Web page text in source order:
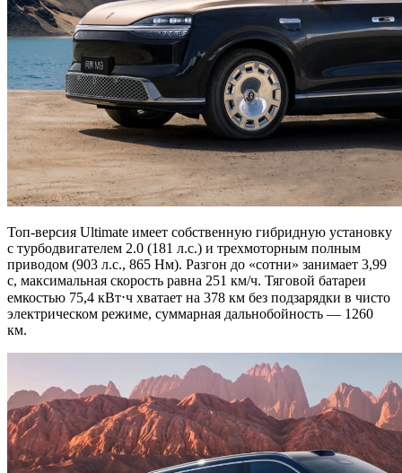
Топ-версия Ultimate имеет собственную гибридную установку
с турбодвигателем 2.0 (181 л.с.) и трехмоторным полным
приводом (903 л.с., 865 Нм). Разгон до «сотни» занимает 3,99
с, максимальная скорость равна 251 км/ч. Тяговой батареи
емкостью 75,4 кВт⋅ч хватает на 378 км без подзарядки в чисто
электрическом режиме, суммарная дальнобойность — 1260
км.